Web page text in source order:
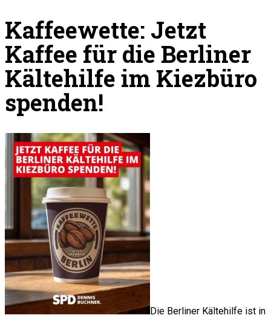
Kaffeewette: Jetzt
Kaffee für die Berliner
Kältehilfe im Kiezbüro
spenden!
Die Berliner Kältehilfe ist in